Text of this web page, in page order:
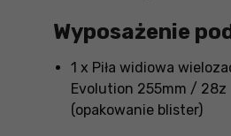
Wyposażenie
1 x Piła widiowa
Evolution 255mm / 28z
(opakowanie blister)